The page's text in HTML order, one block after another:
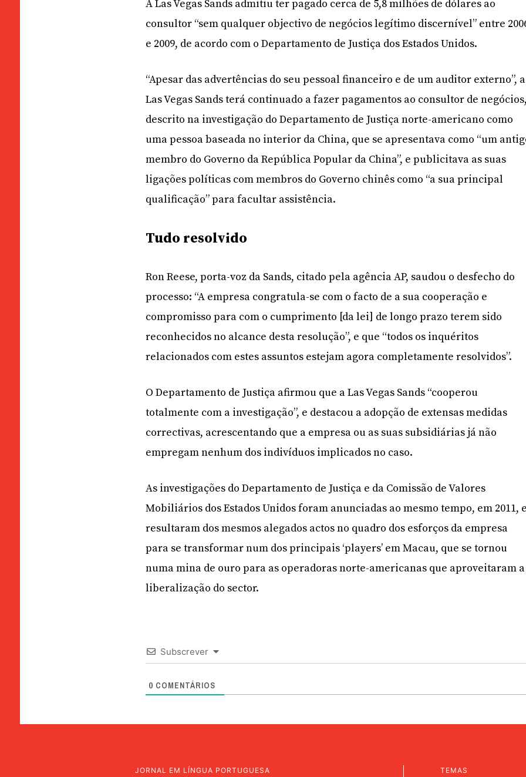
A Las Vegas Sands admitiu ter pagado cerca de 5,8 milhões de dólares ao
consultor “sem qualquer objectivo de negócios legítimo discernível” entre
e 2009, de acordo com o Departamento de Justiça dos Estados Unidos.
“Apesar das advertências do seu pessoal financeiro e de um auditor externo”, a
Las Vegas Sands terá continuado a fazer pagamentos ao consultor de
descrito na investigação do Departamento de Justiça norte-americano como
uma pessoa baseada no interior da China, que se apresentava como “um
membro do Governo da República Popular da China”, e publicitava as suas
ligações políticas com membros do Governo chinês como “a sua principal
qualificação” para facultar assistência.
Tudo resolvido
Ron Reese, porta-voz da Sands, citado pela agência AP, saudou o desfecho do
processo: “A empresa congratula-se com o facto de a sua cooperação e
compromisso para com o cumprimento [da lei] de longo prazo terem sido
reconhecidos no alcance desta resolução”, e que “todos os inquéritos
relacionados com estes assuntos estejam agora completamente resolvidos”.
O Departamento de Justiça afirmou que a Las Vegas Sands “cooperou
totalmente com a investigação”, e destacou a adopção de extensas medidas
correctivas, acrescentando que a empresa ou as suas subsidiárias já não
empregam nenhum dos indivíduos implicados no caso.
As investigações do Departamento de Justiça e da Comissão de Valores
Mobiliários dos Estados Unidos foram anunciadas ao mesmo tempo, em 2011,
resultaram dos mesmos alegados actos no quadro dos esforços da empresa
para se transformar num dos principais ‘players’ em Macau, que se tornou
numa mina de ouro para as operadoras norte-americanas que aproveitaram a
liberalização do sector.
Subscrever
0 COMENTÁRIOS
JORNAL EM LÍNGUA PORTUGUESA TEMAS